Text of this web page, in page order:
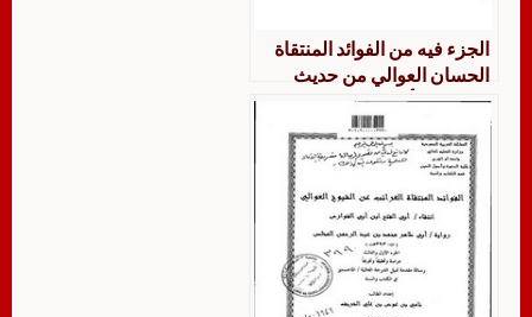
الجزء فيه من الفوائد المنتقاة
الحسان العوالي من حديث
عثمان بن أحمد بن محمد بن
هارون السمرقندي عن شيوخه
رواية أبي طاهر الأنباري عنه